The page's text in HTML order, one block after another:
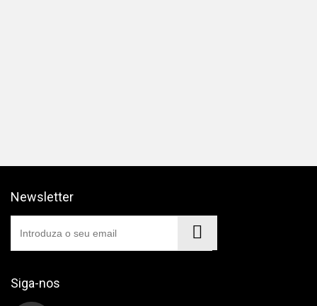
Newsletter
Siga-nos